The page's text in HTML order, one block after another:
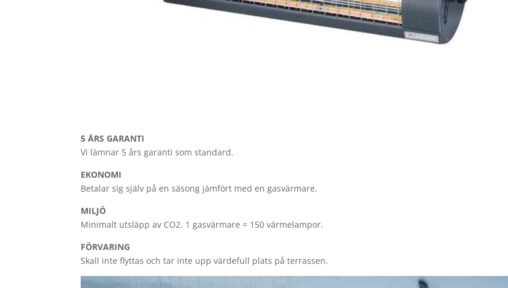
5 ÅRS GARANTI
Vi lämnar 5 års garanti som standard.
EKONOMI
Betalar sig själv på en säsong jämfört med en gasvärmare.
MILJÖ
Minimalt utsläpp av CO2. 1 gasvärmare = 150 värmelampor.
FÖRVARING
Skall inte flyttas och tar inte upp värdefull plats på terrassen.